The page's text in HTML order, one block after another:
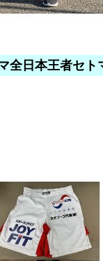
全日本王者セ